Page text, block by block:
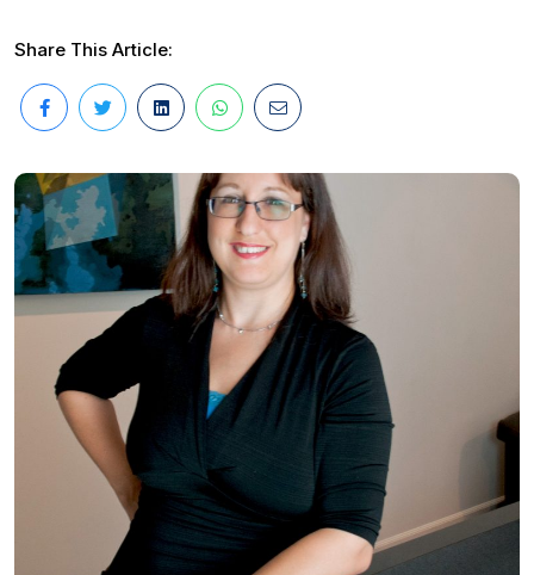
Share This Article: